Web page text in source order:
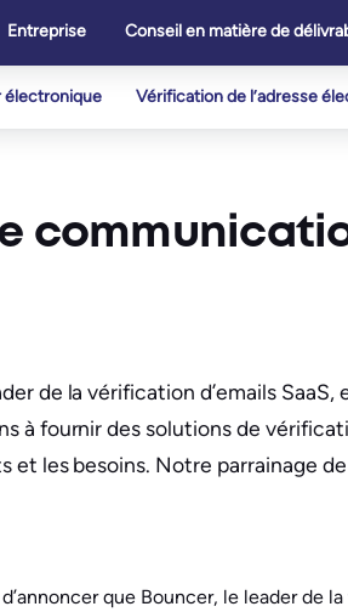
Entreprise Conseil en matière de
électronique Vérification de l’adresse
de la vérification d’emails
à fournir des solutions de
les besoins. Notre parrainage
que Bouncer, le leader de